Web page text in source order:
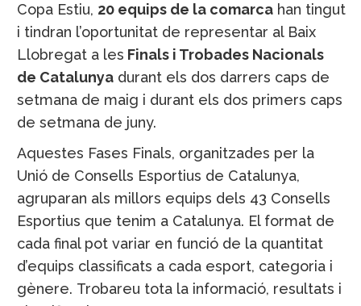
Copa Estiu, 20 equips de la comarcahan tingut
i tindran l’oportunitat de representar al Baix
Llobregat a les Finals i Trobades Nacionals
de Catalunyadurant els dos darrers caps de
setmana de maig i durant els dos primers caps
de setmana de juny.
Aquestes Fases Finals, organitzades per la
Unió de Consells Esportius de Catalunya,
agruparan als millors equips dels 43 Consells
Esportius que tenim a Catalunya. El format de
cada final pot variar en funció de la quantitat
d’equips classificats a cada esport, categoria i
gènere. Trobareu tota la informació, resultats i